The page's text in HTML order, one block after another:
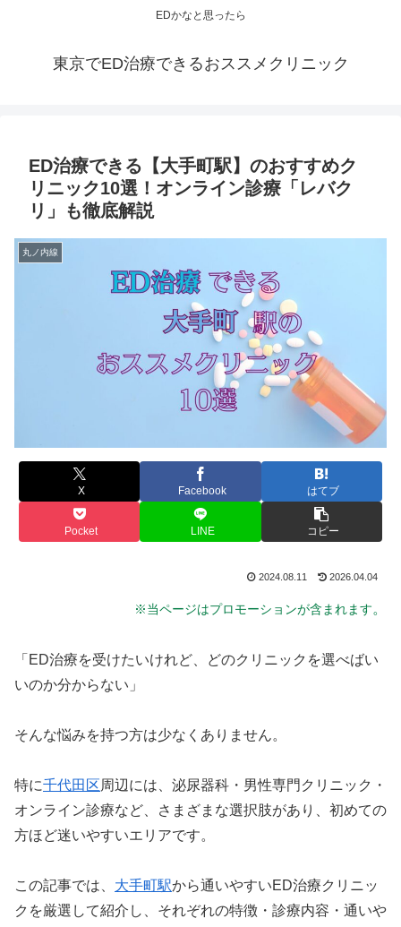
EDかなと思ったら
東京でED治療できるおススメクリニック
ED治療できる【大手町駅】のおすすめク
リニック10選！オンライン診療「レバク
リ」も徹底解説
丸ノ内線
X Facebook はてブ
Pocket LINE コピー
2024.08.11 2026.04.04
※当ページはプロモーションが含まれます。
「ED治療を受けたいけれど、どのクリニックを選べばい
いのか分からない」
そんな悩みを持つ方は少なくありません。
特に千代田区周辺には、泌尿器科・男性専門クリニック・
オンライン診療など、さまざまな選択肢があり、初めての
方ほど迷いやすいエリアです。
この記事では、 大手町駅から通いやすいED治療クリニッ
クを厳選して紹介し、それぞれの特徴・診療内容・通いや